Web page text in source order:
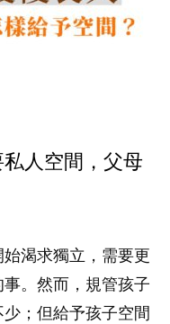
人空間，父母
渴求獨立，需要更
。然而，規管孩子
；但給予孩子空間